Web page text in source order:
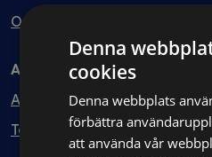
Ombud
Avtal
Avtalshantering
Testa kostnadsfritt
Denna
cookies
Denna webbplats
förbättra
att använda vår